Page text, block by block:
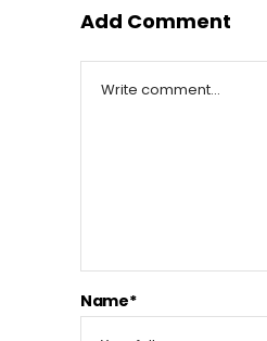
Add Comment
Name*